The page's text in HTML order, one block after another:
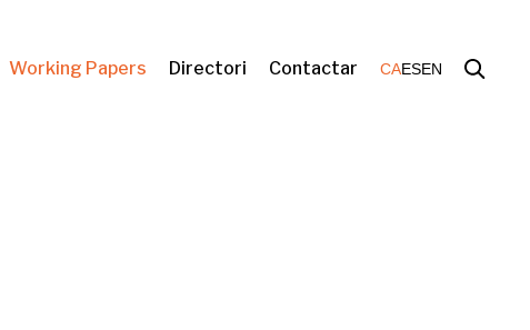
Working Papers Directori Contactar CAESEN